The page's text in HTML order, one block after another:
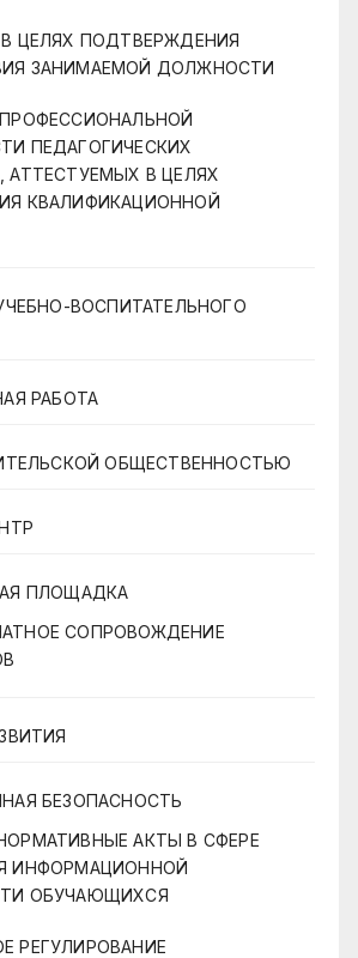
ЦЕЛЯХ ПОДТВЕРЖДЕНИЯ
ЗАНИМАЕМОЙ ДОЛЖНОСТИ
ПЕДАГОГИЧЕСКИХ
АТТЕСТУЕМЫХ В ЦЕЛЯХ
КВАЛИФИКАЦИОННОЙ
ВОСПИТАТЕЛЬНОГО
РАБОТА
ОБЩЕСТВЕННОСТЬЮ
ПЛОЩАДКА
СОПРОВОЖДЕНИЕ
БЕЗОПАСНОСТЬ
АКТЫ В СФЕРЕ
ИНФОРМАЦИОННОЙ
ОБУЧАЮЩИХСЯ
РЕГУЛИРОВАНИЕ